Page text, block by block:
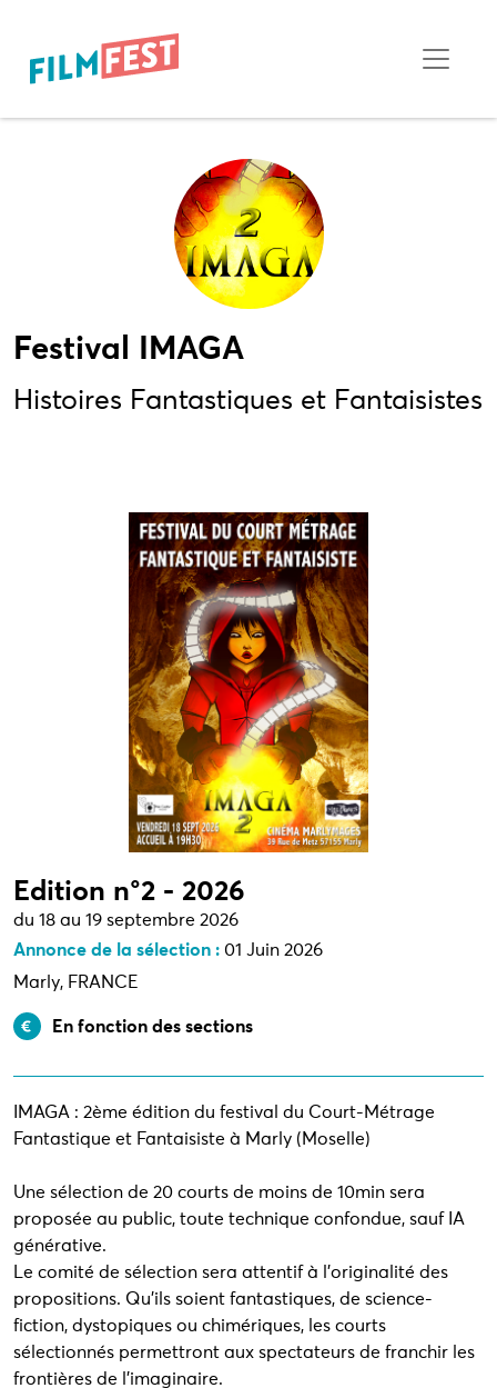
Festival IMAGA
Histoires Fantastiques et Fantaisistes
Edition n°2 - 2026
du 18 au 19 septembre 2026
Annonce de la sélection : 01 Juin 2026
Marly, FRANCE
En fonction des sections
IMAGA : 2ème édition du festival du Court-Métrage
Fantastique et Fantaisiste à Marly (Moselle)
Une sélection de 20 courts de moins de 10min sera
proposée au public, toute technique confondue, sauf IA
générative.
Le comité de sélection sera attentif à l'originalité des
propositions. Qu'ils soient fantastiques, de science-
fiction, dystopiques ou chimériques, les courts
sélectionnés permettront aux spectateurs de franchir les
frontières de l'imaginaire.